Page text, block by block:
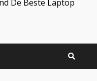
De Beste Laptop